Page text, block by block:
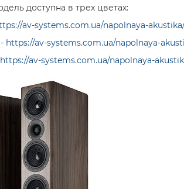
доступна в трех цветах:
av-systems.com.ua/napolnaya-
https://av-systems.com.ua/napolnaya-
av-systems.com.ua/napolnaya-